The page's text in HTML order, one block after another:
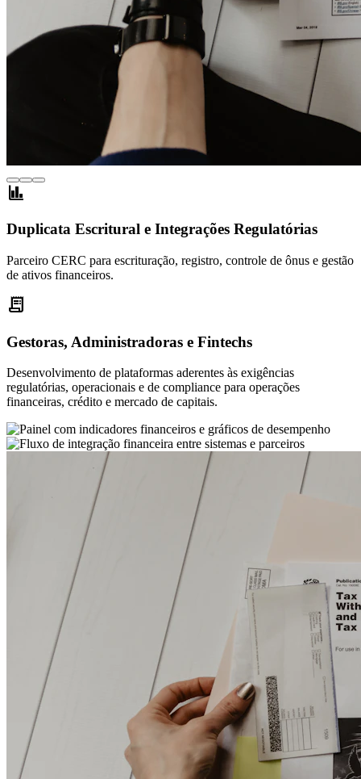
finance
Duplicata Escritural e Integrações Regulatórias
Parceiro CERC para escrituração, registro, controle de ônus e gestão
de ativos financeiros.
receipt_long
Gestoras, Administradoras e Fintechs
Desenvolvimento de plataformas aderentes às exigências
regulatórias, operacionais e de compliance para operações
financeiras, crédito e mercado de capitais.